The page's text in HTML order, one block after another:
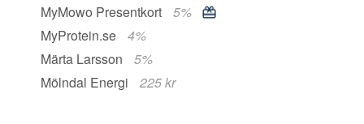
MyMowo Presentkort
5%
MyProtein.se
4%
Märta Larsson
5%
Mölndal Energi
225 kr